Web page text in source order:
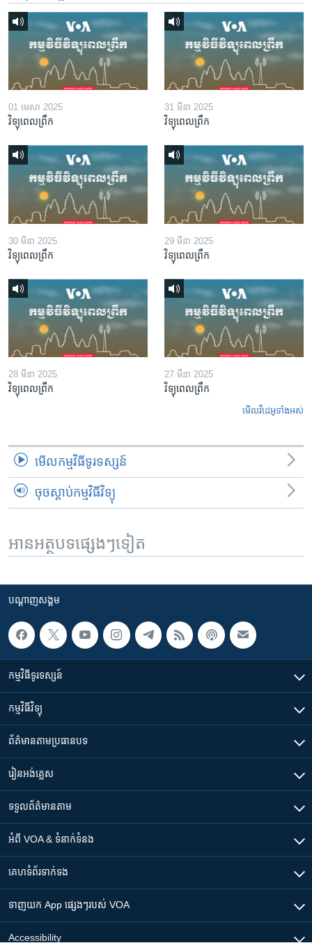
01 មេសា 2025
វិទ្យុពេលព្រឹក
31 មីនា 2025
វិទ្យុពេលព្រឹក
30 មីនា 2025
វិទ្យុពេលព្រឹក
29 មីនា 2025
វិទ្យុពេលព្រឹក
28 មីនា 2025
វិទ្យុពេលព្រឹក
27 មីនា 2025
វិទ្យុពេលព្រឹក
មើល​វីដេអូ​ទាំង​អស់
មើល​កម្មវិធី​ទូរទស្សន៍
ចុចស្តាប់កម្មវិធីវិទ្យុ
អានអត្ថបទផ្សេងៗទៀត
បណ្តាញ​សង្គម
កម្មវិធី​ទូរទស្សន៍
កម្មវិធី​វិទ្យុ
ព័ត៌មាន​តាមប្រធានបទ​
រៀន​​អង់គ្លេស
ទទួល​ព័ត៌មាន​តាម
អំពី​ VOA & ទំនាក់ទំនង
គេហទំព័រ​​ទាក់ទង
ទាញយក​ App ផ្សេងៗ​របស់​ VOA
Accessibility